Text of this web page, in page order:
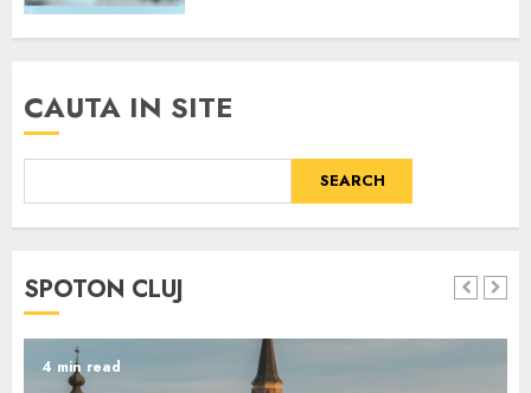
CAUTA IN SITE
SEARCH
SPOTON CLUJ
4 min read